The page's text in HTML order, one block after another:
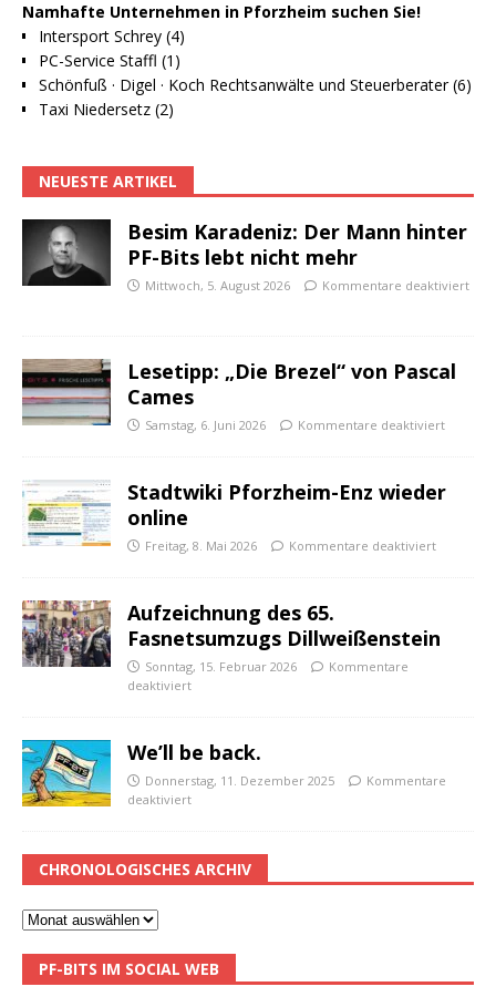
Namhafte Unternehmen in Pforzheim suchen Sie!
Intersport Schrey (4)
PC-Service Staffl (1)
Schönfuß · Digel · Koch Rechtsanwälte und Steuerberater (6)
Taxi Niedersetz (2)
NEUESTE ARTIKEL
Besim Karadeniz: Der Mann hinter
PF-Bits lebt nicht mehr
Mittwoch, 5. August 2026 Kommentare deaktiviert
Lesetipp: „Die Brezel“ von Pascal
Cames
Samstag, 6. Juni 2026 Kommentare deaktiviert
Stadtwiki Pforzheim-Enz wieder
online
Freitag, 8. Mai 2026 Kommentare deaktiviert
Aufzeichnung des 65.
Fasnetsumzugs Dillweißenstein
Sonntag, 15. Februar 2026
Kommentare
deaktiviert
We’ll be back.
Donnerstag, 11. Dezember 2025
Kommentare
deaktiviert
CHRONOLOGISCHES ARCHIV
PF-BITS IM SOCIAL WEB